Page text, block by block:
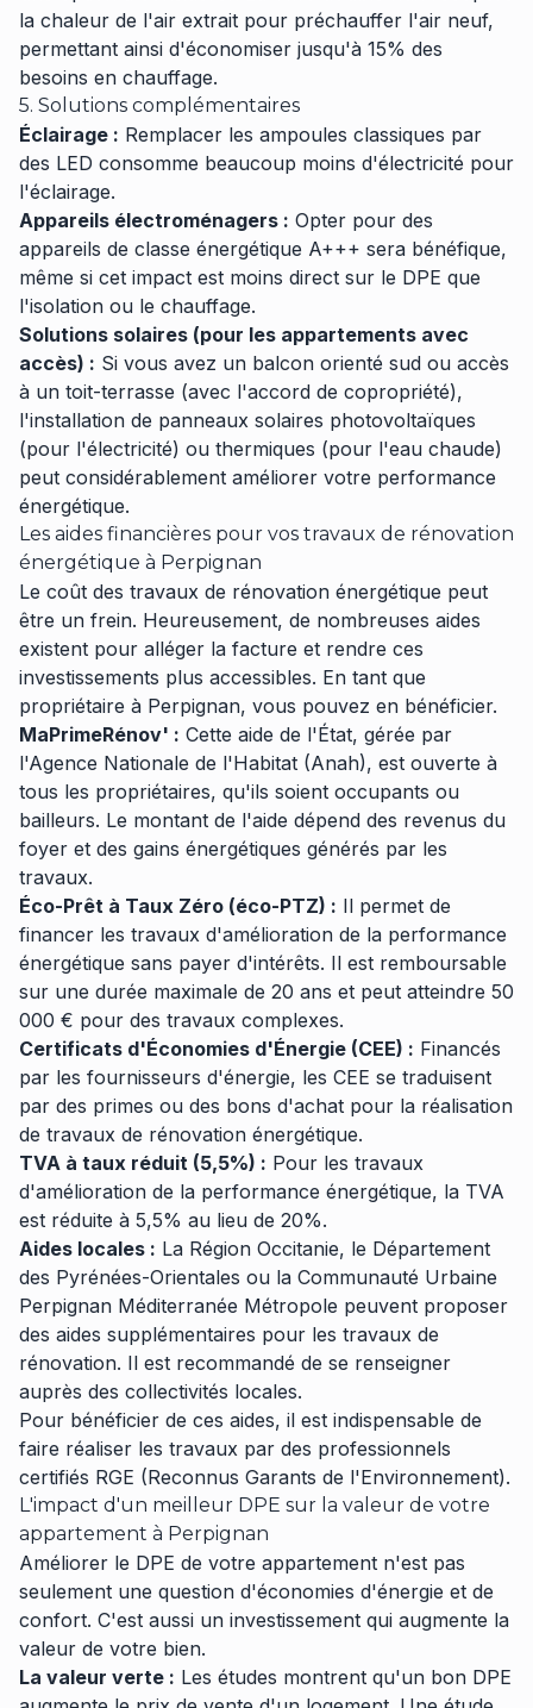
la chaleur de l'air extrait pour préchauffer l'air neuf,
permettant ainsi d'économiser jusqu'à 15% des
besoins en chauffage.
5. Solutions complémentaires
Éclairage : Remplacer les ampoules classiques par
des LED consomme beaucoup moins d'électricité pour
l'éclairage.
Appareils électroménagers : Opter pour des
appareils de classe énergétique A+++ sera bénéfique,
même si cet impact est moins direct sur le DPE que
l'isolation ou le chauffage.
Solutions solaires (pour les appartements avec
accès) : Si vous avez un balcon orienté sud ou accès
à un toit-terrasse (avec l'accord de copropriété),
l'installation de panneaux solaires photovoltaïques
(pour l'électricité) ou thermiques (pour l'eau chaude)
peut considérablement améliorer votre performance
énergétique.
Les aides financières pour vos travaux de rénovation
énergétique à Perpignan
Le coût des travaux de rénovation énergétique peut
être un frein. Heureusement, de nombreuses aides
existent pour alléger la facture et rendre ces
investissements plus accessibles. En tant que
propriétaire à Perpignan, vous pouvez en bénéficier.
MaPrimeRénov' : Cette aide de l'État, gérée par
l'Agence Nationale de l'Habitat (Anah), est ouverte à
tous les propriétaires, qu'ils soient occupants ou
bailleurs. Le montant de l'aide dépend des revenus du
foyer et des gains énergétiques générés par les
travaux.
Éco-Prêt à Taux Zéro (éco-PTZ) : Il permet de
financer les travaux d'amélioration de la performance
énergétique sans payer d'intérêts. Il est remboursable
sur une durée maximale de 20 ans et peut atteindre 50
000 € pour des travaux complexes.
Certificats d'Économies d'Énergie (CEE) : Financés
par les fournisseurs d'énergie, les CEE se traduisent
par des primes ou des bons d'achat pour la réalisation
de travaux de rénovation énergétique.
TVA à taux réduit (5,5%) : Pour les travaux
d'amélioration de la performance énergétique, la TVA
est réduite à 5,5% au lieu de 20%.
Aides locales : La Région Occitanie, le Département
des Pyrénées-Orientales ou la Communauté Urbaine
Perpignan Méditerranée Métropole peuvent proposer
des aides supplémentaires pour les travaux de
rénovation. Il est recommandé de se renseigner
auprès des collectivités locales.
Pour bénéficier de ces aides, il est indispensable de
faire réaliser les travaux par des professionnels
certifiés RGE (Reconnus Garants de l'Environnement).
L'impact d'un meilleur DPE sur la valeur de votre
appartement à Perpignan
Améliorer le DPE de votre appartement n'est pas
seulement une question d'économies d'énergie et de
confort. C'est aussi un investissement qui augmente la
valeur de votre bien.
La valeur verte : Les études montrent qu'un bon DPE